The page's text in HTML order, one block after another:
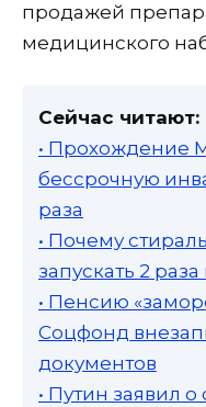
продажей
медицинского
Сейчас читают:
• Прохождение
бессрочную
раза
• Почему
запускать 2
• Пенсию
Соцфонд
документов
• Путин заявил